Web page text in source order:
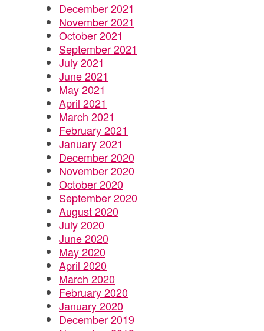
December 2021
November 2021
October 2021
September 2021
July 2021
June 2021
May 2021
April 2021
March 2021
February 2021
January 2021
December 2020
November 2020
October 2020
September 2020
August 2020
July 2020
June 2020
May 2020
April 2020
March 2020
February 2020
January 2020
December 2019